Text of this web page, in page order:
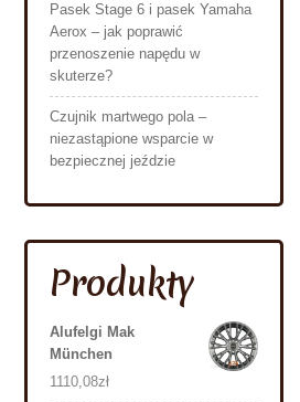
Pasek Stage 6 i pasek Yamaha
Aerox – jak poprawić
przenoszenie napędu w
skuterze?
Czujnik martwego pola –
niezastąpione wsparcie w
bezpiecznej jeździe
Produkty
Alufelgi Mak
München
1110,08zł